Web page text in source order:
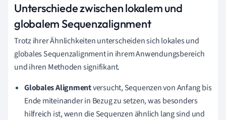
Unterschiede zwischen lokalem und
globalem Sequenzalignment
Trotz ihrer Ähnlichkeiten unterscheiden sich lokales und
globales Sequenzalignment in ihrem Anwendungsbereich
und ihren Methoden signifikant.
Globales Alignmentversucht, Sequenzen von Anfang bis
Ende miteinander in Bezug zu setzen, was besonders
hilfreich ist, wenn die Sequenzen ähnlich lang sind und